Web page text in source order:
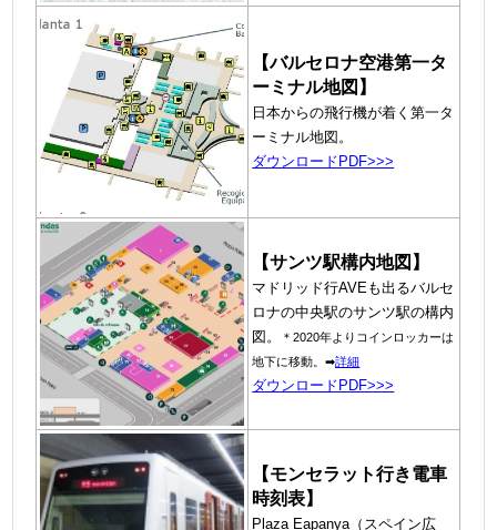
【バルセロナ空港第一タ
ーミナル地図】
日本からの飛行機が着く第一タ
ーミナル地図。
ダウンロードPDF>>>
【サンツ駅構内地図】
マドリッド行AVEも出るバルセ
ロナの中央駅のサンツ駅の構内
図。
＊2020年よりコインロッカーは
地下に移動。➡詳細
ダウンロードPDF>>>
【モンセラット行き電車
時刻表】
Plaza Eapanya（スペイン広